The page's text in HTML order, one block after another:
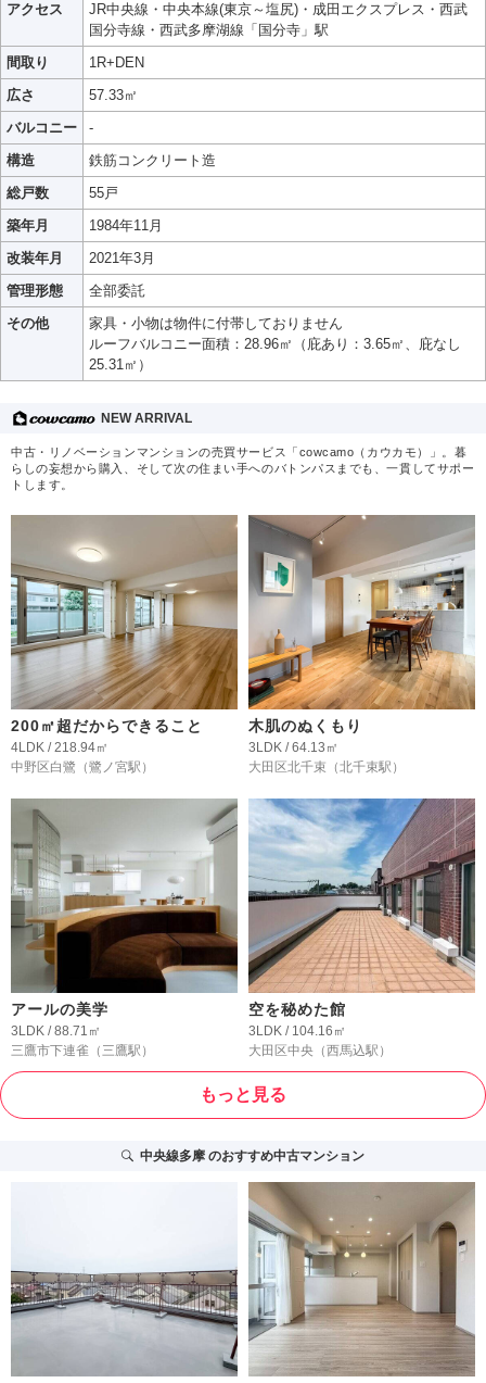
アクセス
JR中央線・中央本線(東京～塩尻)・成田エクスプレス・西武
国分寺線・西武多摩湖線「国分寺」駅
間取り
1R+DEN
広さ
57.33㎡
バルコニー
-
構造
鉄筋コンクリート造
総戸数
55戸
築年月
1984年11月
改装年月
2021年3月
管理形態
全部委託
その他
家具・小物は物件に付帯しておりません
ルーフバルコニー面積：28.96㎡（庇あり：3.65㎡、庇なし
25.31㎡）
NEW ARRIVAL
中古・リノベーションマンションの売買サービス「cowcamo（カウカモ）」。暮
らしの妄想から購入、そして次の住まい手へのバトンパスまでも、一貫してサポー
トします。
200㎡超だからできること
4LDK / 218.94㎡
中野区白鷺 （鷺ノ宮駅）
木肌のぬくもり
3LDK / 64.13㎡
大田区北千束 （北千束駅）
アールの美学
3LDK / 88.71㎡
三鷹市下連雀 （三鷹駅）
空を秘めた館
3LDK / 104.16㎡
大田区中央 （西馬込駅）
もっと見る
中央線多摩のおすすめ中古マンション